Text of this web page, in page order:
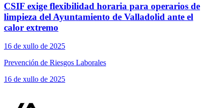
CSIF exige flexibilidad horaria para operarios de
limpieza del Ayuntamiento de Valladolid ante el
calor extremo
16 de xullo de 2025
Prevención de Riesgos Laborales
16 de xullo de 2025